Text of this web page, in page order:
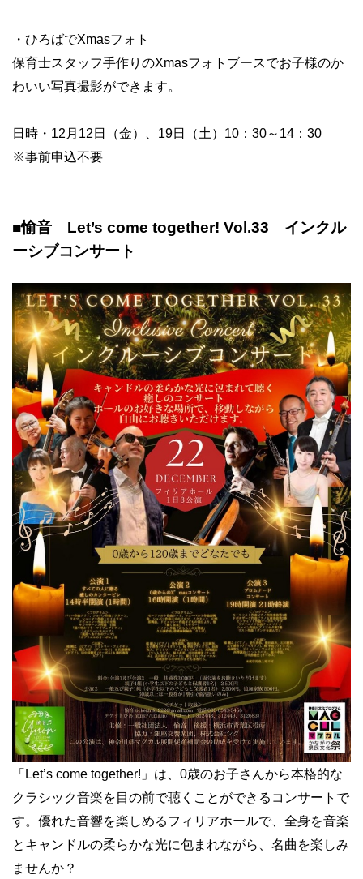
・ひろばでXmasフォト
保育士スタッフ手作りのXmasフォトブースでお子様のか
わいい写真撮影ができます。
日時・12月12日（金）、19日（土）10：30～14：30
※事前申込不要
■愉音 Let’s come together! Vol.33 インクル
ーシブコンサート
「Let’s come together!」は、0歳のお子さんから本格的な
クラシック音楽を目の前で聴くことができるコンサートで
す。優れた音響を楽しめるフィリアホールで、全身を音楽
とキャンドルの柔らかな光に包まれながら、名曲を楽しみ
ませんか？